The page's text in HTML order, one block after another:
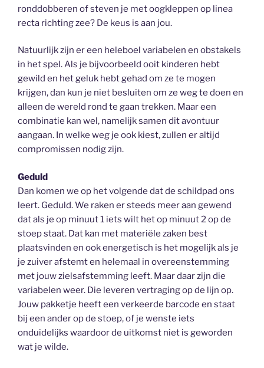
ronddobberen of steven je met oogkleppen op linea
recta richting zee? De keus is aan jou.
Natuurlijk zijn er een heleboel variabelen en obstakels
in het spel. Als je bijvoorbeeld ooit kinderen hebt
gewild en het geluk hebt gehad om ze te mogen
krijgen, dan kun je niet besluiten om ze weg te doen en
alleen de wereld rond te gaan trekken. Maar een
combinatie kan wel, namelijk samen dit avontuur
aangaan. In welke weg je ook kiest, zullen er altijd
compromissen nodig zijn.
Geduld
Dan komen we op het volgende dat de schildpad ons
leert. Geduld. We raken er steeds meer aan gewend
dat als je op minuut 1 iets wilt het op minuut 2 op de
stoep staat. Dat kan met materiële zaken best
plaatsvinden en ook energetisch is het mogelijk als je
je zuiver afstemt en helemaal in overeenstemming
met jouw zielsafstemming leeft. Maar daar zijn die
variabelen weer. Die leveren vertraging op de lijn op.
Jouw pakketje heeft een verkeerde barcode en staat
bij een ander op de stoep, of je wenste iets
onduidelijks waardoor de uitkomst niet is geworden
wat je wilde.